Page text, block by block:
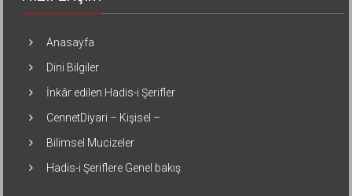
Anasayfa
Dini Bilgiler
İnkâr edilen Hadis-i Şerifler
CennetDiyari – Kişisel –
Bilimsel Mucizeler
Hadis-i Şeriflere Genel bakış